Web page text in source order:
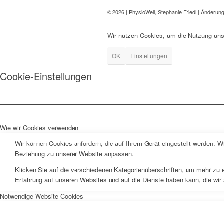
©2026 | PhysioWell, Stephanie Friedl |
Wir nutzen Cookies, um die Nutzung
OK Einstellungen
Cookie-Einstellungen
Wie wir Cookies verwenden
Wir können Cookies anfordern, die auf Ihrem Gerät eingestellt werden.
Beziehung zu unserer Website anpassen.
Klicken Sie auf die verschiedenen Kategorienüberschriften, um mehr
Erfahrung auf unseren Websites und auf die Dienste haben kann, die wir
Notwendige Website Cookies